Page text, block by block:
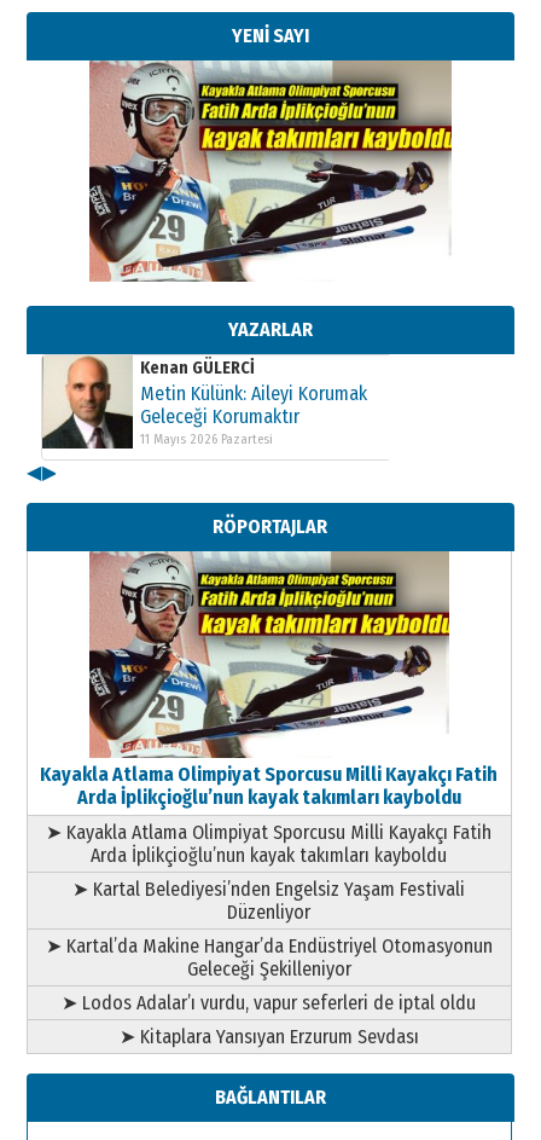
YENİ SAYI
YAZARLAR
Kenan GÜLERCİ
Metin Külünk: Aileyi Korumak
Geleceği Korumaktır
11 Mayıs 2026 Pazartesi
Kenan GÜLERCİ
Metin Külünk: Aileyi Korumak
Geleceği Korumaktır
11 Mayıs 2026 Pazartesi
Metin Külünk: Aileyi Korumak
Geleceği Korumaktır
11 Mayıs 2026 Pazartesi
◀▶
RÖPORTAJLAR
Kayakla Atlama Olimpiyat Sporcusu Milli Kayakçı Fatih
Arda İplikçioğlu’nun kayak takımları kayboldu
➤ Kayakla Atlama Olimpiyat Sporcusu Milli Kayakçı Fatih
Arda İplikçioğlu’nun kayak takımları kayboldu
➤ Kartal Belediyesi’nden Engelsiz Yaşam Festivali
Düzenliyor
➤ Kartal’da Makine Hangar’da Endüstriyel Otomasyonun
Geleceği Şekilleniyor
➤ Lodos Adalar’ı vurdu, vapur seferleri de iptal oldu
➤ Kitaplara Yansıyan Erzurum Sevdası
BAĞLANTILAR